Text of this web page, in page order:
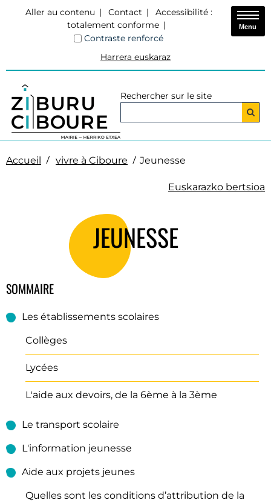
Aller au contenu Contact
Accessibilité :
totalement conforme
Contraste renforcé
Harrera euskaraz
Rechercher sur le site
Menu
Accueil vivre à Ciboure Jeunesse
Euskarazko bertsioa
JEUNESSE
SOMMAIRE
Les établissements scolaires
Collèges
Lycées
L'aide aux devoirs, de la 6ème à la 3ème
Le transport scolaire
L'information jeunesse
Aide aux projets jeunes
Quelles sont les conditions d’attribution de la